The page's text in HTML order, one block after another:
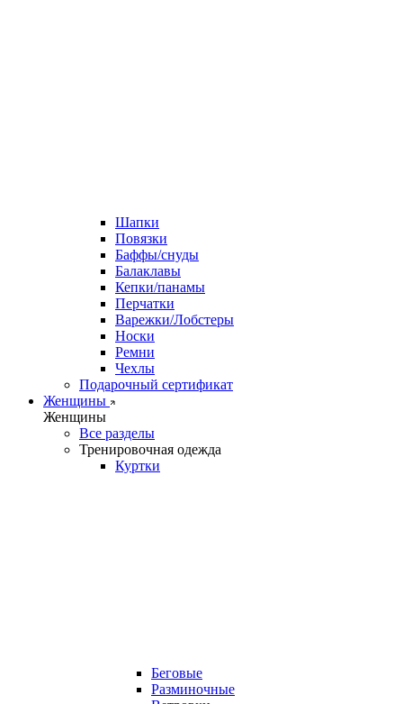
Шапки
Повязки
Баффы/снуды
Балаклавы
Кепки/панамы
Перчатки
Варежки/Лобстеры
Носки
Ремни
Чехлы
Подарочный сертификат
Женщины
Женщины
Все разделы
Тренировочная одежда
Куртки
Беговые
Разминочные